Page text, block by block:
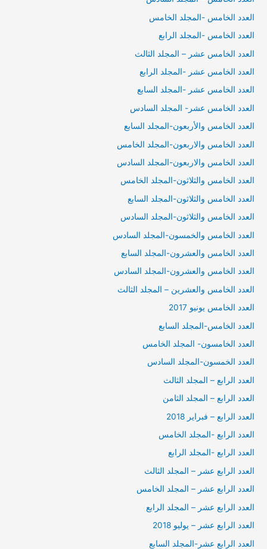
العدد الخامس -المجلد الخامس
العدد الخامس -المجلد الرابع
العدد الخامس عشر – المجلد الثالث
العدد الخامس عشر -المجلد الرابع
العدد الخامس عشر -المجلد السابع
العدد الخامس عشر- المجلد السادس
العدد الخامس والأربعون-المجلد السابع
العدد الخامس والاربعون-المجلد الخامس
العدد الخامس والاربعون-المجلد السادس
العدد الخامس والثلاثون-المجلد الخامس
العدد الخامس والثلاثون-المجلد السابع
العدد الخامس والثلاثون-المجلد السادس
العدد الخامس والخمسون-المجلد السادس
العدد الخامس والعشرون-المجلد السابع
العدد الخامس والعشرون-المجلد السادس
العدد الخامس والعشرين – المجلد الثالث
العدد الخامس يونيو 2017
العدد الخامس-المجلد السابع
العدد الخامسون- المجلد الخامس
العدد الخمسون-المجلد السادس
العدد الرابع – المجلد الثالث
العدد الرابع – المجلد الثامن
العدد الرابع – فبراير 2018
العدد الرابع -المجلد الخامس
العدد الرابع -المجلد الرابع
العدد الرابع عشر – المجلد الثالث
العدد الرابع عشر – المجلد الخامس
العدد الرابع عشر – المجلد الرابع
العدد الرابع عشر – يوليو 2018
العدد الرابع عشر-المجلد السابع